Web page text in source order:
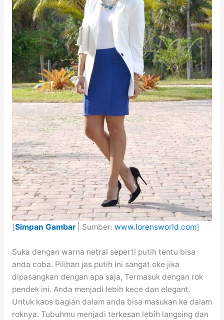
[Simpan Gambar| Sumber: www.lorensworld.com]
Suka dengan warna netral seperti putih tentu bisa
anda coba. Pilihan jas putih ini sangat oke jika
dipasangkan dengan apa saja, Termasuk dengan rok
pendek ini. Anda menjadi lebih kece dan elegant.
Untuk kaos bagian dalam anda bisa masukan ke dalam
roknya. Tubuhmu menjadi terkesan lebih langsing dan